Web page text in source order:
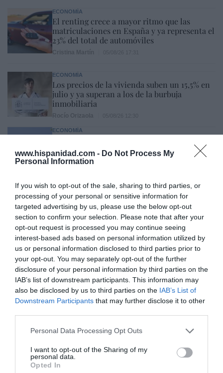
www.hispanidad.com - Do Not Process My
Personal Information
If you wish to opt-out of the sale, sharing to third parties, or
processing of your personal or sensitive information for
targeted advertising by us, please use the below opt-out
section to confirm your selection. Please note that after your
opt-out request is processed you may continue seeing
interest-based ads based on personal information utilized by
us or personal information disclosed to third parties prior to
your opt-out. You may separately opt-out of the further
disclosure of your personal information by third parties on the
IAB’s list of downstream participants. This information may
also be disclosed by us to third parties on the IAB’s List of
Downstream Participants that may further disclose it to other
Personal Data Processing Opt Outs
I want to opt-out of the Sharing of my
personal data.
Opted In
ECONOMÍA
El renting crece a mayor ritmo que las
matriculaciones en España y ya representa el
23% del total de automóviles
ECONOMÍA
Los precios de la vivienda suben un 15,5% en
julio y ya superan a los de la burbuja
inmobiliaria
ECONOMÍA
acciones por 5.400 millones, tras elevar
ingresos y beneficio
SOCIEDAD
Invasión de Ceuta. Vecinos denuncian la
violación en manada de una inmigrante
irregular menor de edad: “Hay testigos”
Redacción 05/08/26 12:03
INTERNACIONAL
Vuelta a la cordura. Reino Unido obligará a
que los aseos o vestuarios sean utilizados en
función del sexo de nacimiento
Rocío Orizaola 05/08/26 13:32
Marcelo Gullo: “El trabajo de desmitificar la
desmontar la falsificación, es un trabajo
cristiano"